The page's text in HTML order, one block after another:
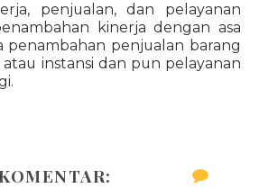
penjualan, dan pelayanan
kinerja dengan asa
penambahan penjualan barang
instansi dan pun pelayanan